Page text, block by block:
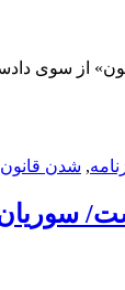
از سوی
, شدن قانون